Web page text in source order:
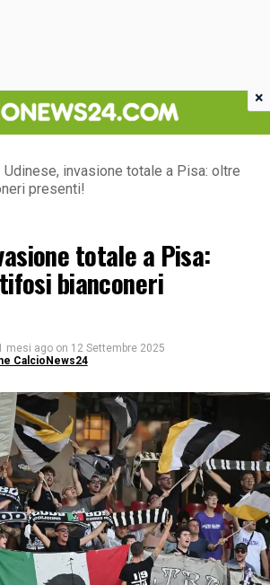
Udinese, invasione totale a Pisa: oltre
presenti!
totale a Pisa:
bianconeri
mesi ago on 12 Settembre 2025
CalcioNews24
×